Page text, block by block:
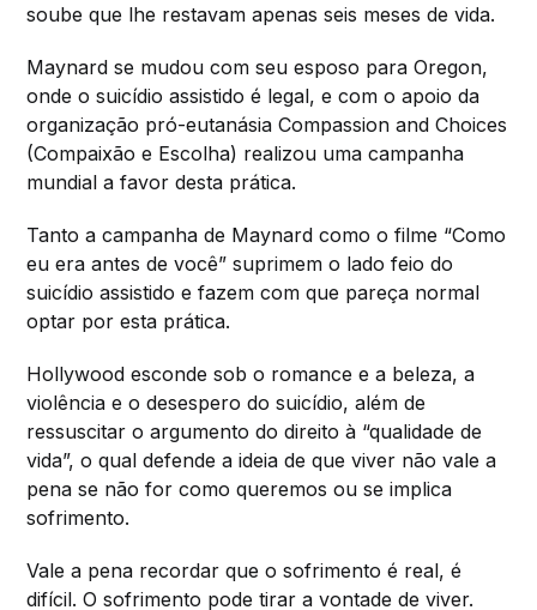
soube que lhe restavam apenas seis meses de vida.
Maynard se mudou com seu esposo para Oregon,
onde o suicídio assistido é legal, e com o apoio da
organização pró-eutanásia Compassion and Choices
(Compaixão e Escolha) realizou uma campanha
mundial a favor desta prática.
Tanto a campanha de Maynard como o filme “Como
eu era antes de você” suprimem o lado feio do
suicídio assistido e fazem com que pareça normal
optar por esta prática.
Hollywood esconde sob o romance e a beleza, a
violência e o desespero do suicídio, além de
ressuscitar o argumento do direito à “qualidade de
vida”, o qual defende a ideia de que viver não vale a
pena se não for como queremos ou se implica
sofrimento.
Vale a pena recordar que o sofrimento é real, é
difícil. O sofrimento pode tirar a vontade de viver.